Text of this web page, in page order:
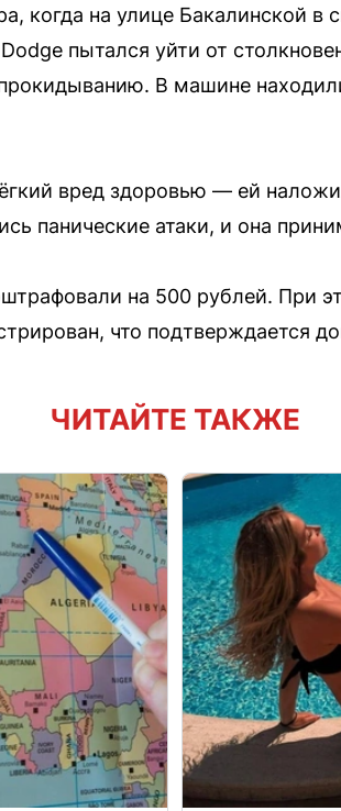
когда на улице Бакалинской в
пытался уйти от
В машине
вред здоровью — ей
панические атаки, и она
на 500 рублей. При
что подтверждается
ЧИТАЙТЕ ТАКЖЕ